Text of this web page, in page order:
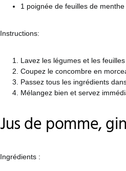
1 poignée de feuilles de
Instructions:
Lavez les légumes et les
Coupez le concombre en
Passez tous les ingrédients
Mélangez bien et servez
Jus de pomme,
Ingrédients :